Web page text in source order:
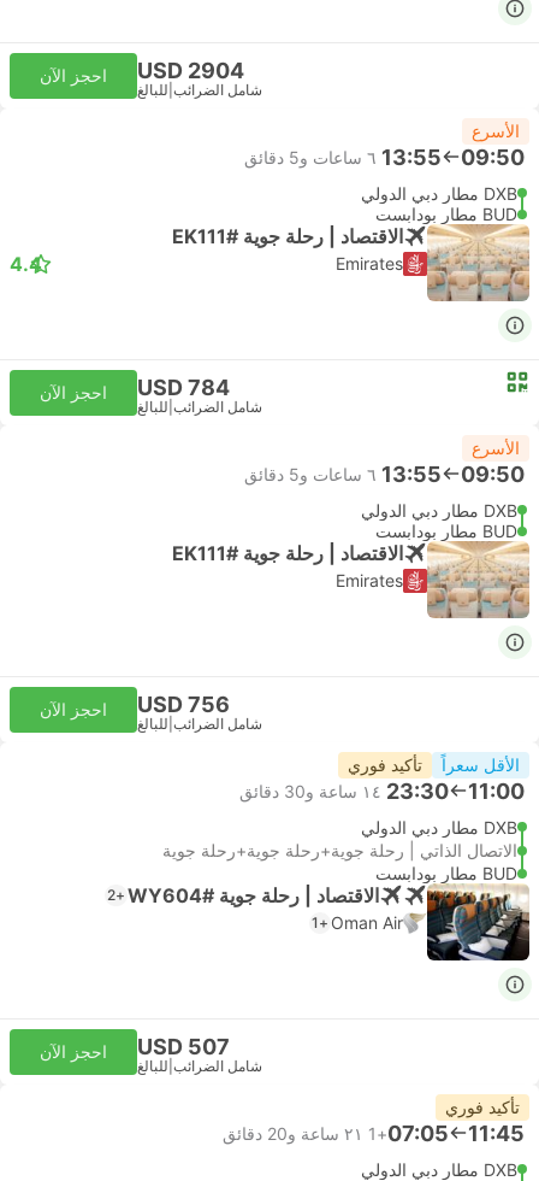
USD 2904
شامل الضرائب للبالغ
احجز الآن
الأسرع
09:50
13:55 ٦ ساعات و‫5 دقائق
DXB مطار دبي الدولي
BUD مطار بودابست
الاقتصاد | رحلة جوية #EK111
Emirates
4.4
USD 784
شامل الضرائب للبالغ
احجز الآن
الأسرع
09:50
13:55 ٦ ساعات و‫5 دقائق
DXB مطار دبي الدولي
BUD مطار بودابست
الاقتصاد | رحلة جوية #EK111
Emirates
USD 756
شامل الضرائب للبالغ
احجز الآن
الأقل سعراً تأكيد فوري
11:00
23:30 ١٤ ساعة و‫30 دقائق
DXB مطار دبي الدولي
الاتصال الذاتي | رحلة جوية+رحلة جوية+رحلة جوية
BUD مطار بودابست
الاقتصاد | رحلة جوية #WY604 +2
Oman Air
+1
USD 507
شامل الضرائب للبالغ
احجز الآن
تأكيد فوري
11:45
07:05
+1
٢١ ساعة و‫20 دقائق
DXB مطار دبي الدولي